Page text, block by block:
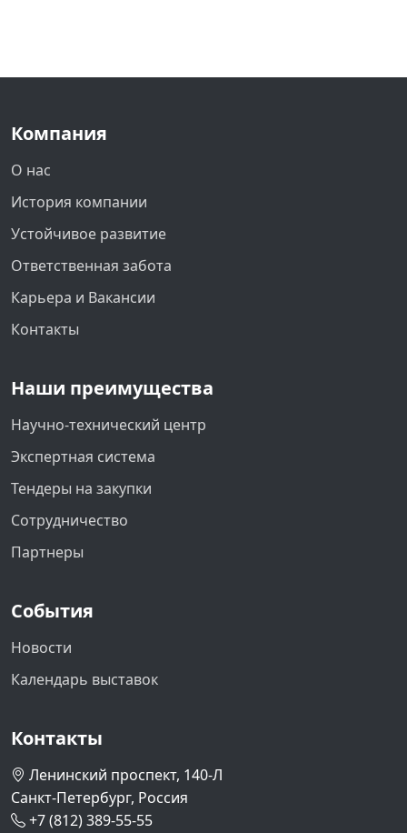
Компания
О нас
История компании
Устойчивое развитие
Ответственная забота
Карьера и Вакансии
Контакты
Наши преимущества
Научно-технический центр
Экспертная система
Тендеры на закупки
Сотрудничество
Партнеры
События
Новости
Календарь выставок
Контакты
Ленинский проспект, 140-Л
Санкт-Петербург, Россия
+7 (812) 389-55-55